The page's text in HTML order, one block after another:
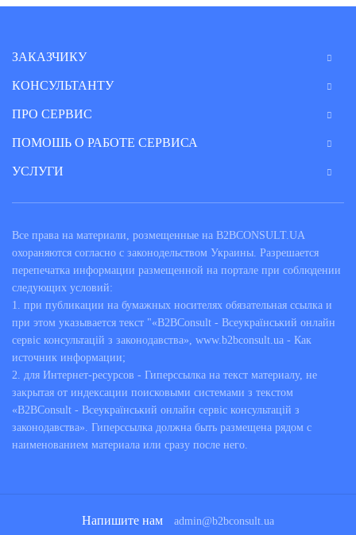
Бухгалтерские консультации
аудитора, налогового консультанта,
налогового адвоката для бухгалтера
в Киеве
области экономики и финансов, но и требований законов,
за изменением которых непросто уследить. При
возникновении трудностей, предприниматели и компании
могут обратиться каудиторам, налоговым консультантам,
налоговым адвокатам и сертифицированным бухгалтерамза
помощью, которая оказывается в форме онлайн-
консультаций по самым разным вопросам, включая:
отчетности, с учетом последних изменений в
законодательстве;
планирование расходов, начисление заработной
выбор режима налогообложения, сроки и порядок
Если вамнужны консультации для бухгалтера
ЗАКАЗЧИКУ
КОНСУЛЬТАНТУ
ПРО СЕРВИС
ПОМОШЬ О РАБОТЕ СЕРВИСА
УСЛУГИ
Все права на материали, розмещенные на B2BCONSULT.UA
охораняются согласно с законодельством Украины. Разрешается
перепечатка информации размещенной на портале при соблюдении
следующих условий:
1. при публикации на бумажных носителях обязательная ссылка и
при этом указывается текст "«B2BConsult - Всеукраїнський онлайн
сервіс консультацій з законодавства», www.b2bconsult.ua - Как
источник информации;
2. для Интернет-ресурсов - Гиперссылка на текст материалу, не
закрытая от индексации поисковыми системами з текстом
«B2BConsult - Всеукраїнський онлайн сервіс консультацій з
законодавства». Гиперссылка должна быть размещена рядом с
наименованием материала или сразу после него.
Напишите нам admin@b2bconsult.ua